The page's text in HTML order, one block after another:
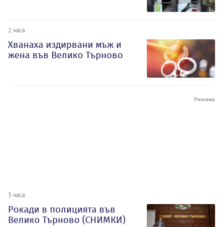
2 часа
Хванаха издирвани мъж и
жена във Велико Търново
3 часа
Рокади в полицията във
Велико Търново (СНИМКИ)